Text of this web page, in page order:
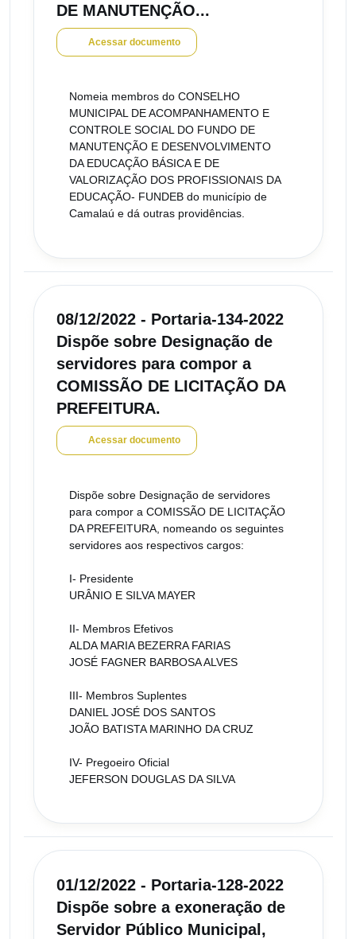
DE MANUTENÇÃO...
Acessar documento
Nomeia membros do CONSELHO
MUNICIPAL DE ACOMPANHAMENTO E
CONTROLE SOCIAL DO FUNDO DE
MANUTENÇÃO E DESENVOLVIMENTO
DA EDUCAÇÃO BÁSICA E DE
VALORIZAÇÃO DOS PROFISSIONAIS DA
EDUCAÇÃO- FUNDEB do município de
Camalaú e dá outras providências.
08/12/2022 - Portaria-134-2022
Dispõe sobre Designação de
servidores para compor a
COMISSÃO DE LICITAÇÃO DA
PREFEITURA.
Acessar documento
Dispõe sobre Designação de servidores
para compor a COMISSÃO DE LICITAÇÃO
DA PREFEITURA, nomeando os seguintes
servidores aos respectivos cargos:
I- Presidente
URÂNIO E SILVA MAYER
II- Membros Efetivos
ALDA MARIA BEZERRA FARIAS
JOSÉ FAGNER BARBOSA ALVES
III- Membros Suplentes
DANIEL JOSÉ DOS SANTOS
JOÃO BATISTA MARINHO DA CRUZ
IV- Pregoeiro Oficial
JEFERSON DOUGLAS DA SILVA
01/12/2022 - Portaria-128-2022
Dispõe sobre a exoneração de
Servidor Público Municipal,